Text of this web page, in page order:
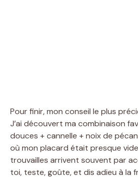
Pour finir, mon conseil le plus
J’ai découvert ma combinaison
douces + cannelle + noix de
où mon placard était presque
trouvailles arrivent souvent par
toi, teste, goûte, et dis adieu à la